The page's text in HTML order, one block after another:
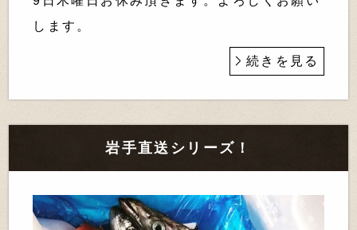
します。
続きを見る
岩手直送シリーズ！